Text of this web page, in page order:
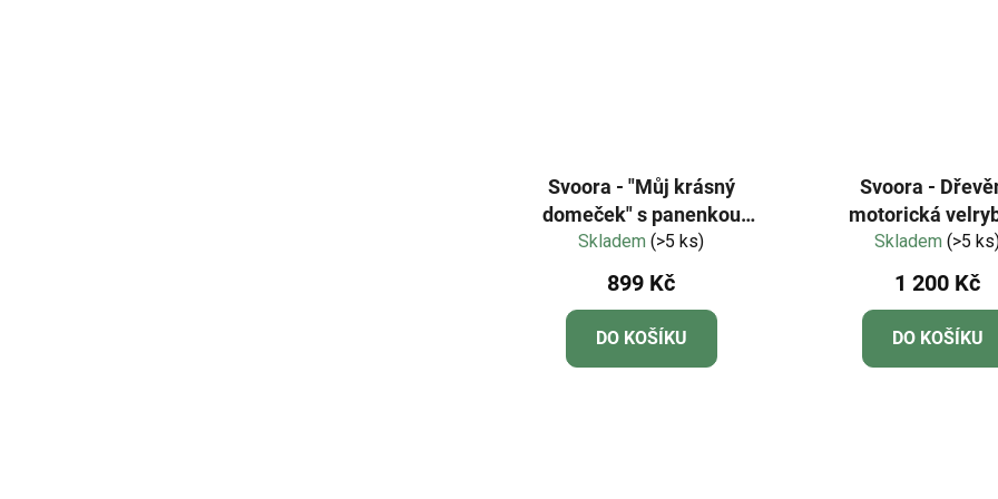
Svoora - "Můj krásný
domeček" s panenkou
Anny
Skladem(>5 ks)
899 Kč
DO KOŠÍKU
Svoora -
motorická
aktivitami
Skladem(>5
1 200 Kč
DO KOŠÍKU